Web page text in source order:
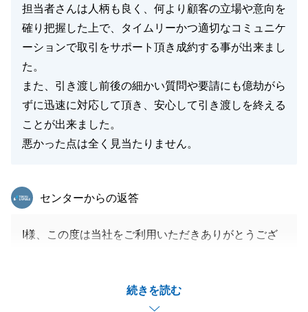
担当者さんは人柄も良く、何より顧客の立場や意向を
確り把握した上で、タイムリーかつ適切なコミュニケ
ーションで取引をサポート頂き成約する事が出来まし
た。
また、引き渡し前後の細かい質問や要請にも億劫がら
ずに迅速に対応して頂き、安心して引き渡しを終える
ことが出来ました。
悪かった点は全く見当たりません。
続きを読む
東急リバブル
センターからの返答
I様、この度は当社をご利用いただきありがとうござ
とができて良かったです。